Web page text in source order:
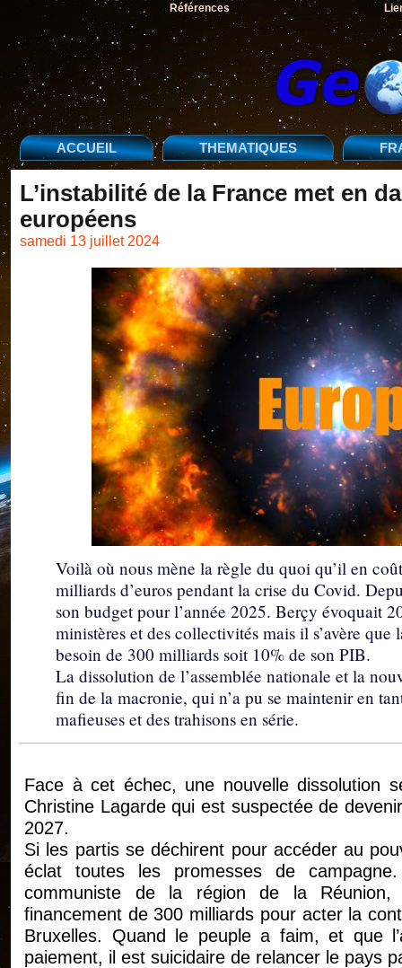
Références
ACCUEIL THEMATIQUES
L’instabilité de la France met en
européens
samedi 13 juillet 2024
Voilà où nous mène la règle du quoi qu’il en
milliards d’euros pendant la crise du Covid.
son budget pour l’année 2025. Berçy évoquait
ministères et des collectivités mais il s’avère
besoin de 300 milliards soit 10% de son PIB.
La dissolution de l’assemblée nationale et la
fin de la macronie, qui n’a pu se maintenir en
mafieuses et des trahisons en série.
Face à cet échec, une nouvelle dissolution
Christine Lagarde qui est suspectée de
2027.
Si les partis se déchirent pour accéder au
éclat toutes les promesses de
communiste de la région de la
financement de 300 milliards pour acter la
Bruxelles. Quand le peuple a faim, et que
paiement, il est suicidaire de relancer le pays